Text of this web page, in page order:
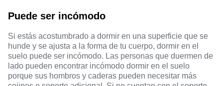
Puede ser incómodo
Si estás acostumbrado a dormir en una superficie que se
hunde y se ajusta a la forma de tu cuerpo, dormir en el
suelo puede ser incómodo. Las personas que duermen de
lado pueden encontrar incómodo dormir en el suelo
porque sus hombros y caderas pueden necesitar más